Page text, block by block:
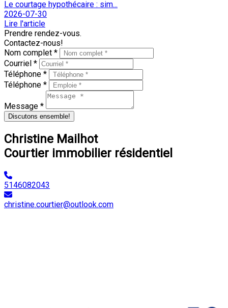
Le courtage hypothécaire : sim...
2026-07-30
Lire l'article
Prendre rendez-vous.
Contactez-nous!
Nom complet *
Courriel *
Téléphone *
Téléphone *
Message *
Discutons ensemble!
Christine Mailhot
Courtier immobilier résidentiel
5146082043
christine.courtier@outlook.com